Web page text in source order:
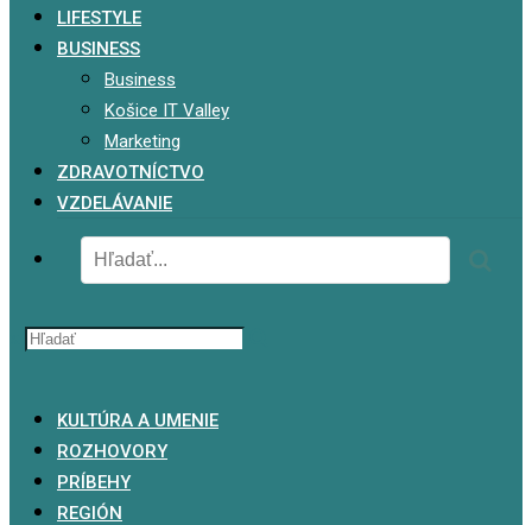
LIFESTYLE
BUSINESS
Business
Košice IT Valley
Marketing
ZDRAVOTNÍCTVO
VZDELÁVANIE
KULTÚRA A UMENIE
ROZHOVORY
PRÍBEHY
REGIÓN